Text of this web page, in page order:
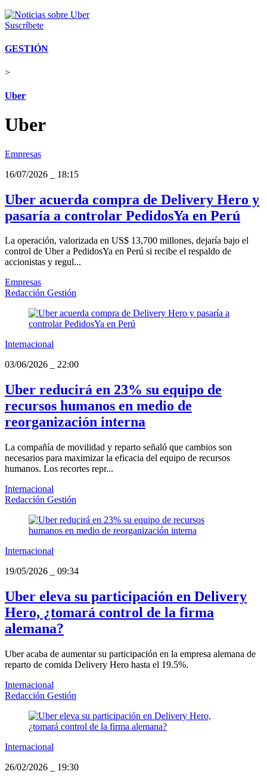
Suscríbete
GESTIÓN
>
Uber
Uber
Empresas
16/07/2026
18:15
Uber acuerda compra de Delivery Hero y
pasaría a controlar PedidosYa en Perú
La operación, valorizada en US$ 13,700 millones, dejaría bajo el
control de Uber a PedidosYa en Perú si recibe el respaldo de
accionistas y regul...
Empresas
Redacción Gestión
Internacional
03/06/2026
22:00
Uber reducirá en 23% su equipo de
recursos humanos en medio de
reorganización interna
La compañía de movilidad y reparto señaló que cambios son
necesarios para maximizar la eficacia del equipo de recursos
humanos. Los recortes repr...
Internacional
Redacción Gestión
Internacional
19/05/2026
09:34
Uber eleva su participación en Delivery
Hero, ¿tomará control de la firma
alemana?
Uber acaba de aumentar su participación en la empresa alemana de
reparto de comida Delivery Hero hasta el 19.5%.
Internacional
Redacción Gestión
Internacional
26/02/2026
19:30